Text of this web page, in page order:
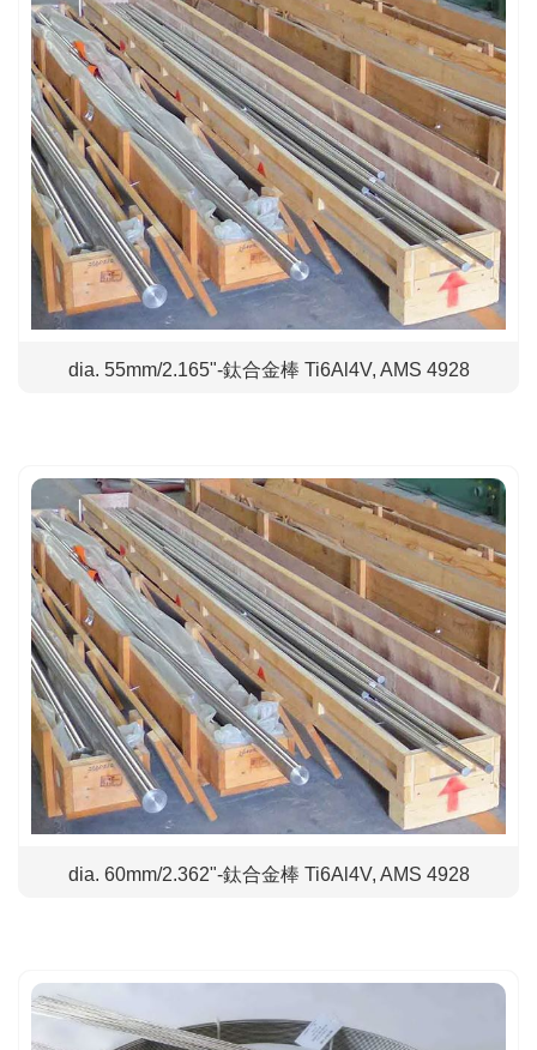
dia. 55mm/2.165"-鈦合金棒 Ti6Al4V, AMS 4928
dia. 60mm/2.362"-鈦合金棒 Ti6Al4V, AMS 4928